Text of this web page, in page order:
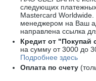
следующих
Mastercard Worldwide.
менеджером на Ваш
направлена ссылка
Кредит от "Покупай
на сумму от 3000 до
Подробнее здесь
Оплата по счету